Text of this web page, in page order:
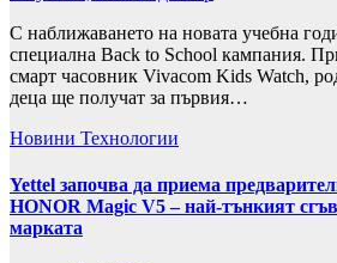
С наближаването на новата учебна
специална Back to School кампания.
смарт часовник Vivacom Kids Watch,
деца ще получат за първия…
Новини Технологии
Yettel започва да приема
HONOR Magic V5 – най-тънкият
марката